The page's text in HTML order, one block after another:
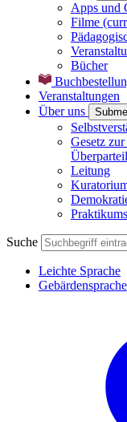
Apps und
Filme
Bücher
Veranstaltungen
Über uns
Gesetz
Leitung
Suche
Leichte Sprache
Gebärdensprache